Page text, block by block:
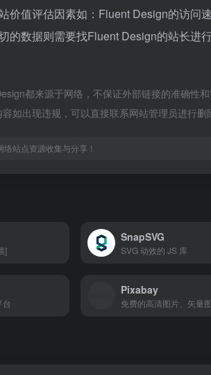
价值评估因素如：Fluent Design的访
的数据则需要找Fluent Design的站长进
都来源于网络，不保证外部链接的准确性
如出现违规，可以直接联系网站管理员进行删
站点资源收集与分享！
]
SnapSVG
SVG 动效的 JS 库
台
Pixabay
免费的高清图片、矢量